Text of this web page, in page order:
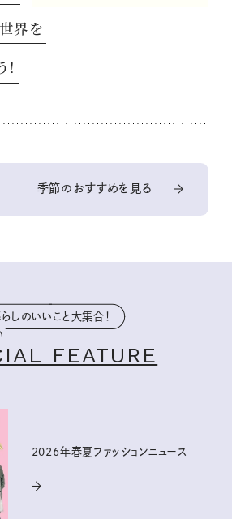
界を
季節のおすすめを見る
しのいいこと大集合！
FEATURE
2026年春夏ファッションニュース